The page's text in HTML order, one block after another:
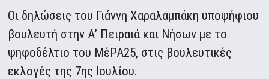
Οι δηλώσεις του Γιάννη Χαραλαμπάκη υποψήφιου
βουλευτή στην Α’ Πειραιά και Νήσων με το
ψηφοδέλτιο του ΜέΡΑ25, στις βουλευτικές
εκλογές της 7ης Ιουλίου.